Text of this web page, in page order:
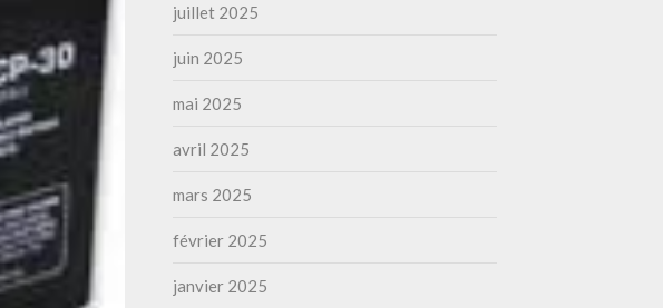
juillet 2025
juin 2025
mai 2025
avril 2025
mars 2025
février 2025
janvier 2025